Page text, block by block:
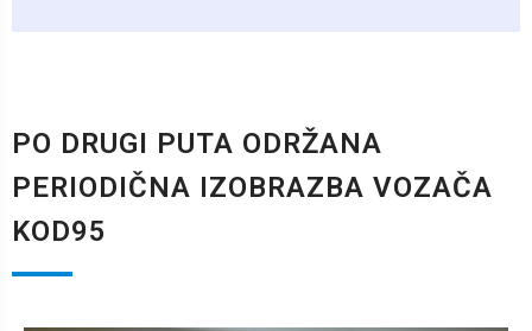
PO DRUGI PUTA ODRŽANA
PERIODIČNA IZOBRAZBA VOZAČA
KOD95